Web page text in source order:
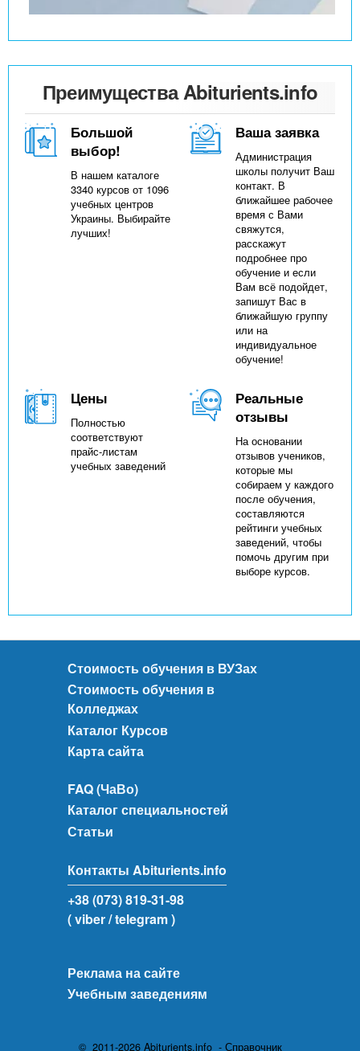
Преимущества Abiturients.info
Большой
выбор!
В нашем каталоге
3340 курсов от 1096
учебных центров
Украины. Выбирайте
лучших!
Ваша заявка
Администрация
школы получит Ваш
контакт. В
ближайшее рабочее
время с Вами
свяжутся,
расскажут
подробнее про
обучение и если
Вам всё подойдет,
запишут Вас в
ближайшую группу
или на
индивидуальное
обучение!
Цены
Полностью
соответствуют
прайс-листам
учебных заведений
Реальные
отзывы
На основании
отзывов учеников,
которые мы
собираем у каждого
после обучения,
составляются
рейтинги учебных
заведений, чтобы
помочь другим при
выборе курсов.
Стоимость обучения в ВУЗах
Стоимость обучения в
Колледжах
Каталог Курсов
Карта сайта
FAQ (ЧаВо)
Каталог специальностей
Статьи
Контакты Abiturients.info
+38 (073) 819-31-98
( viber/ telegram )
Реклама на сайте
Учебным заведениям
© 2011-2026 Abiturients.info - Справочник